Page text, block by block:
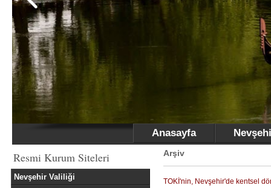
Anasayfa
Resmi Kurum Siteleri
Nevşehir Valiliği
Arşiv
TOKİ'nin, Nevşehir'de kentsel